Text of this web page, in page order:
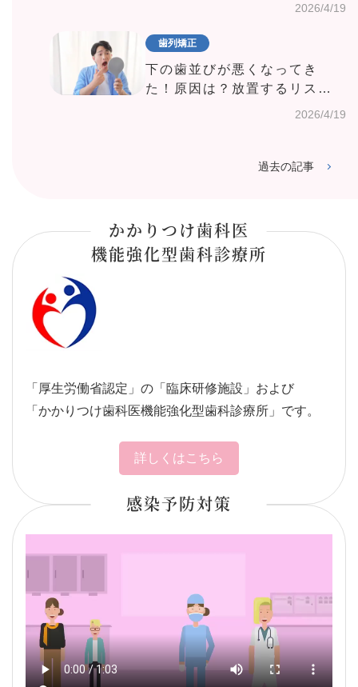
2026/4/19
歯列矯正
下の歯並びが悪くなってき
た！原因は？放置するリスク
は？受診目安や治療法を紹介
2026/4/19
過去の記事
かかりつけ歯科医
機能強化型歯科診療所
「厚生労働省認定」の「臨床研修施設」および
「かかりつけ歯科医機能強化型歯科診療所」です。
詳しくはこちら
感染予防対策